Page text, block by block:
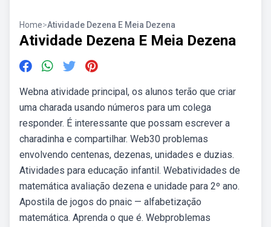
Home>Atividade Dezena E Meia Dezena
Atividade Dezena E Meia Dezena
Webna atividade principal, os alunos terão que criar
uma charada usando números para um colega
responder. É interessante que possam escrever a
charadinha e compartilhar. Web30 problemas
envolvendo centenas, dezenas, unidades e duzias.
Atividades para educação infantil. Webatividades de
matemática avaliação dezena e unidade para 2º ano.
Apostila de jogos do pnaic — alfabetização
matemática. Aprenda o que é. Webproblemas